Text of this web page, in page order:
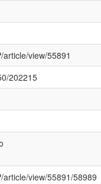
view/55891
202215
view/55891/58989